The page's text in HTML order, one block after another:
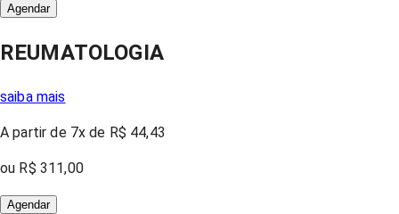
Agendar
REUMATOLOGIA
saiba mais
A partir de 7x de R$ 44,43
ou R$ 311,00
Agendar